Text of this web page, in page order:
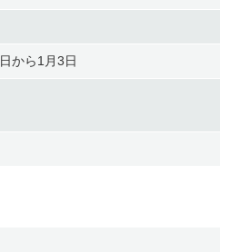
から1月3日